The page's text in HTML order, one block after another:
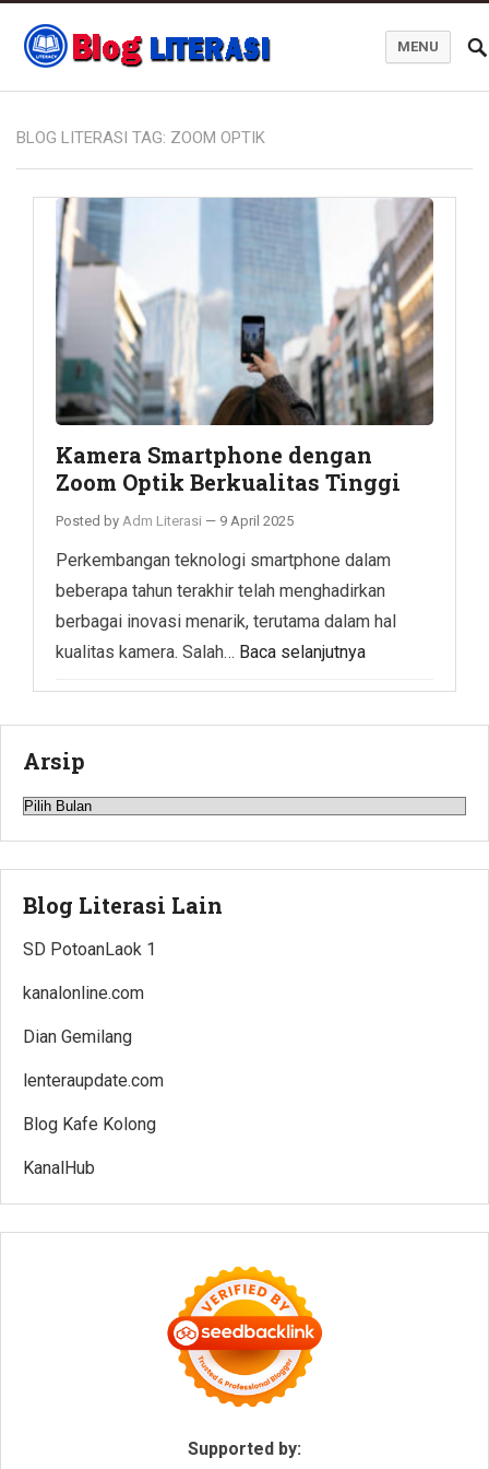
MENU
BLOG LITERASI TAG: ZOOM OPTIK
Kamera Smartphone dengan
Zoom Optik Berkualitas Tinggi
Posted by Adm Literasi — 9 April 2025
Perkembangan teknologi smartphone dalam
beberapa tahun terakhir telah menghadirkan
berbagai inovasi menarik, terutama dalam hal
kualitas kamera. Salah… Baca selanjutnya
Arsip
Arsip
Blog Literasi Lain
SD PotoanLaok 1
kanalonline.com
Dian Gemilang
lenteraupdate.com
Blog Kafe Kolong
KanalHub
Supported by: